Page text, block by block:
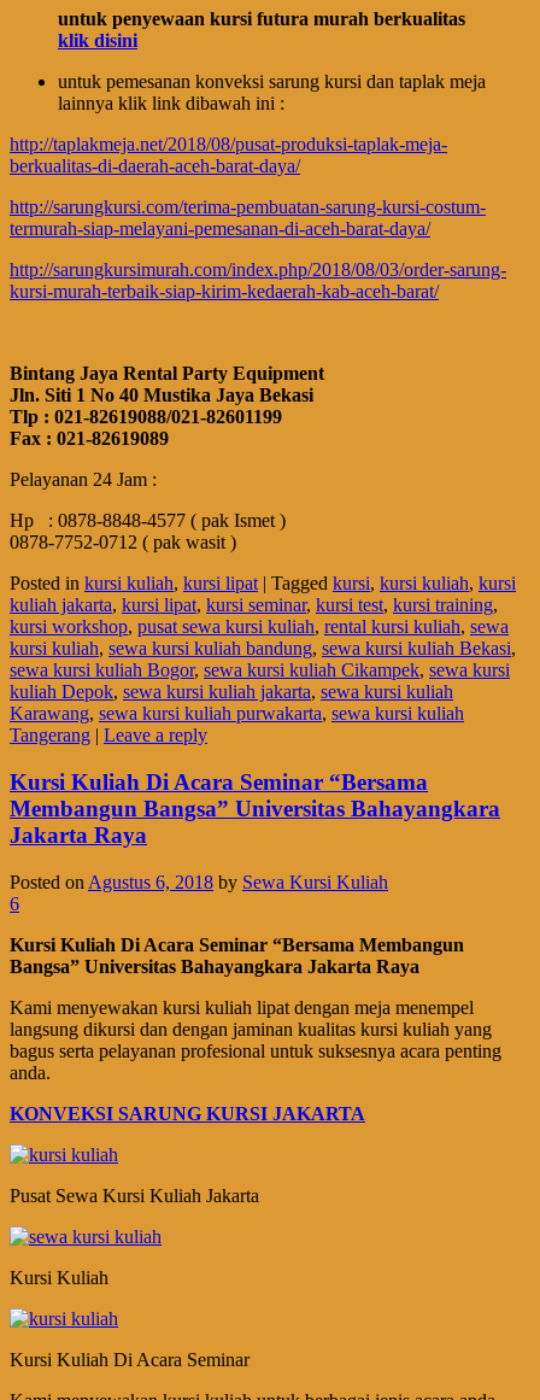
untuk penyewaan kursi futura murah berkualitas
klik disini
untuk pemesanan konveksi sarung kursi dan taplak meja
lainnya klik link dibawah ini :
http://taplakmeja.net/2018/08/pusat-produksi-taplak-meja-
berkualitas-di-daerah-aceh-barat-daya/
http://sarungkursi.com/terima-pembuatan-sarung-kursi-costum-
termurah-siap-melayani-pemesanan-di-aceh-barat-daya/
http://sarungkursimurah.com/index.php/2018/08/03/order-sarung-
kursi-murah-terbaik-siap-kirim-kedaerah-kab-aceh-barat/
Bintang Jaya Rental Party Equipment
Jln. Siti 1 No 40 Mustika Jaya Bekasi
Tlp : 021-82619088/021-82601199
Fax : 021-82619089
Pelayanan 24 Jam :
Hp : 0878-8848-4577 ( pak Ismet )
0878-7752-0712 ( pak wasit )
Posted in kursi kuliah, kursi lipat | Tagged kursi, kursi kuliah, kursi
kuliah jakarta, kursi lipat, kursi seminar, kursi test, kursi training,
kursi workshop, pusat sewa kursi kuliah, rental kursi kuliah, sewa
kursi kuliah, sewa kursi kuliah bandung, sewa kursi kuliah Bekasi,
sewa kursi kuliah Bogor, sewa kursi kuliah Cikampek, sewa kursi
kuliah Depok, sewa kursi kuliah jakarta, sewa kursi kuliah
Karawang, sewa kursi kuliah purwakarta, sewa kursi kuliah
Tangerang | Leave a reply
Kursi Kuliah Di Acara Seminar “Bersama
Membangun Bangsa” Universitas Bahayangkara
Jakarta Raya
Posted on Agustus 6, 2018 by Sewa Kursi Kuliah
6
Kursi Kuliah Di Acara Seminar “Bersama Membangun
Bangsa” Universitas Bahayangkara Jakarta Raya
Kami menyewakan kursi kuliah lipat dengan meja menempel
langsung dikursi dan dengan jaminan kualitas kursi kuliah yang
bagus serta pelayanan profesional untuk suksesnya acara penting
anda.
KONVEKSI SARUNG KURSI JAKARTA
Pusat Sewa Kursi Kuliah Jakarta
Kursi Kuliah
Kursi Kuliah Di Acara Seminar